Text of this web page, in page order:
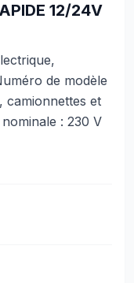
12/24V
de modèle
camionnettes et
: 230 V